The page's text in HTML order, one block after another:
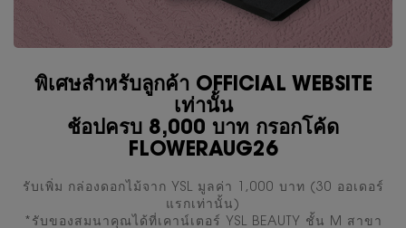
พิเศษสำหรับลูกค้า OFFICIAL WEBSITE
เท่านั้น
ช้อปครบ 8,000 บาท กรอกโค้ด
FLOWERAUG26
รับเพิ่ม กล่องดอกไม้จาก YSL มูลค่า 1,000 บาท (30 ออเดอร์
แรกเท่านั้น)
*รับของสมนาคุณได้ที่เคาน์เตอร์ YSL BEAUTY ชั้น M สาขา